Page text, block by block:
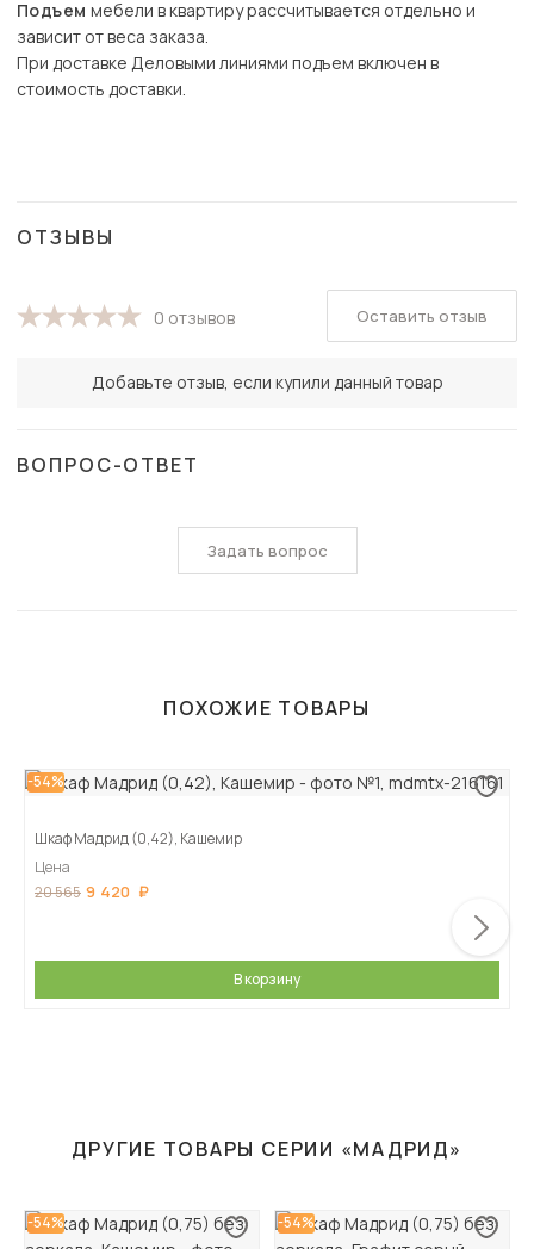
Подъем мебели в квартиру рассчитывается отдельно и
зависит от веса заказа.
При доставке Деловыми линиями подъем включен в
стоимость доставки.
ОТЗЫВЫ
0 отзывов
Добавьте отзыв, если купили данный товар
Оставить отзыв
ВОПРОС-ОТВЕТ
Задать вопрос
ПОХОЖИЕ ТОВАРЫ
-54%
Шкаф Мадрид (0,42), Кашемир
Цена
20 565 9 420
В корзину
ДРУГИЕ ТОВАРЫ СЕРИИ «МАДРИД»
-54% -54%